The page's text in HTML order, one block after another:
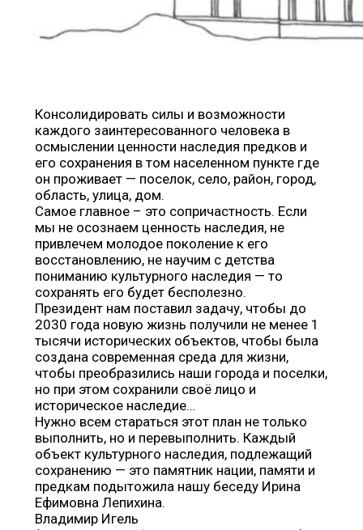
Консолидировать силы и возможности
каждого заинтересованного человека в
осмыслении ценности наследия предков и
его сохранения в том населенном пункте где
он проживает — поселок, село, район, город,
область, улица, дом.
Самое главное – это сопричастность. Если
мы не осознаем ценность наследия, не
привлечем молодое поколение к его
восстановлению, не научим с детства
пониманию культурного наследия — то
сохранять его будет бесполезно.
Президент нам поставил задачу, чтобы до
2030 года новую жизнь получили не менее 1
тысячи исторических объектов, чтобы была
создана современная среда для жизни,
чтобы преобразились наши города и поселки,
но при этом сохранили своё лицо и
историческое наследие…
Нужно всем стараться этот план не только
выполнить, но и перевыполнить. Каждый
объект культурного наследия, подлежащий
сохранению — это памятник нации, памяти и
предкам подытожила нашу беседу Ирина
Ефимовна Лепихина.
Владимир Игель